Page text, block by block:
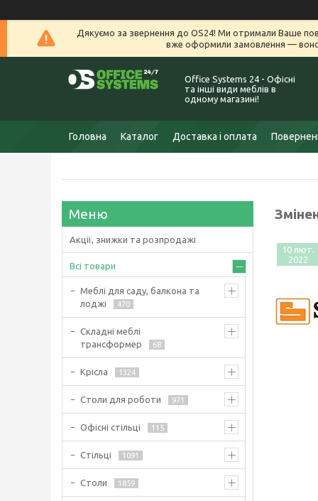
Дякуємо за звернення до OS24! Ми отримали Ваше
вже оформили замовлення — воно
Office Systems 24 - Офісні
та інші види меблів в
одному магазині!
Головна Каталог Доставка і оплата
10 лют.
2022
Акції, знижки та розпродажі
Всі товари
Меблі для саду, балкона та
лоджі
470
Складні меблі
трансформер
68
Крісла 1324
Столи для роботи 971
Офісні стільці 115
Стільці 1091
Столи 1859